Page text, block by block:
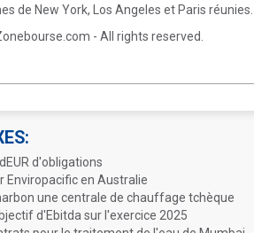
de New York, Los Angeles et Paris réunies.
- All rights reserved.
d'obligations
Enviropacific en Australie
une centrale de chauffage tchèque
d'Ebitda sur l'exercice 2025